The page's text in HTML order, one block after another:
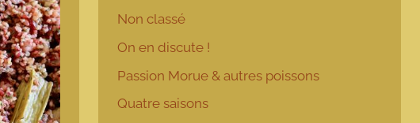
Non classé
On en discute !
Passion Morue & autres poissons
Quatre saisons